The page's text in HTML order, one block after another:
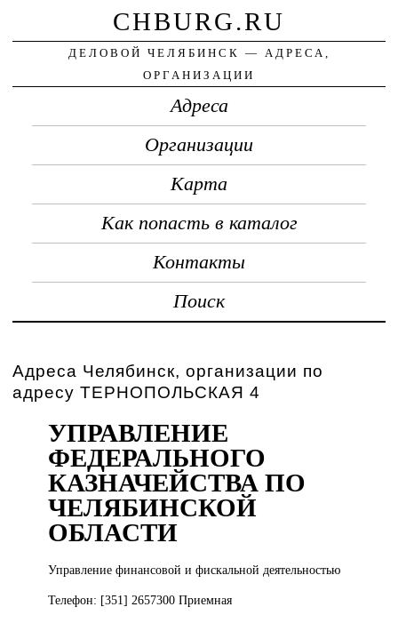
CHBURG.RU
ДЕЛОВОЙ ЧЕЛЯБИНСК — АДРЕСА,
ОРГАНИЗАЦИИ
Адреса
Организации
Карта
Как попасть в каталог
Контакты
Поиск
Адреса Челябинск, организации по
адресу ТЕРНОПОЛЬСКАЯ 4
УПРАВЛЕНИЕ
ФЕДЕРАЛЬНОГО
КАЗНАЧЕЙСТВА ПО
ЧЕЛЯБИНСКОЙ
ОБЛАСТИ
Управление финансовойи фискальной деятельностью
Телефон: [351] 2657300 Приемная